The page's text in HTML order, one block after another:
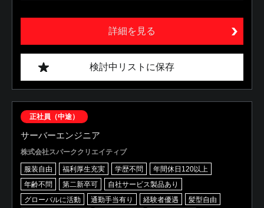
詳細を見る
検討中リストに保存
正社員（中途）
サーバーエンジニア
株式会社スパーククリエイティブ
服装自由 福利厚生充実 学歴不問
年間休日120以上
年齢不問
第二新卒可
自社サービス製品あり
グローバルに活動
通勤手当有り 経験者優遇
髪型自由